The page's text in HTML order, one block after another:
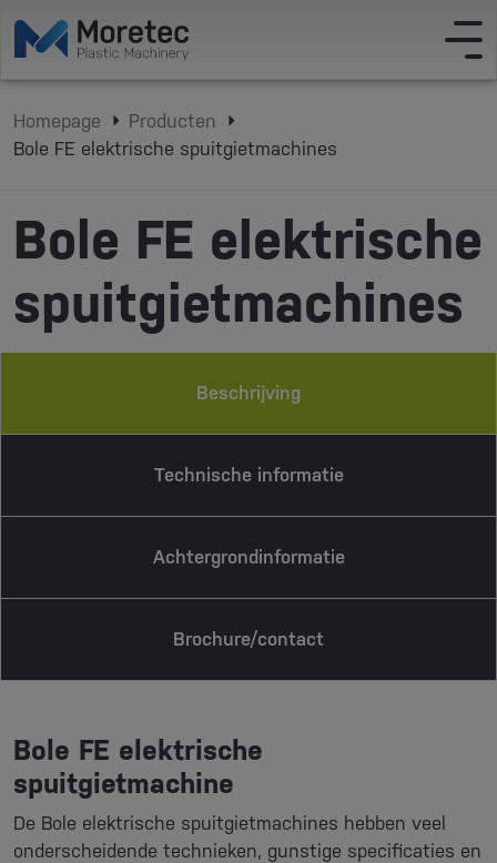
Homepage
Producten
Bole FE elektrische spuitgietmachines
Bole FE elektrische
spuitgietmachines
Beschrijving
Technische informatie
Achtergrondinformatie
Brochure/contact
Bole FE elektrische
spuitgietmachine
De Bole elektrische spuitgietmachines hebben veel
onderscheidende technieken, gunstige specificaties en